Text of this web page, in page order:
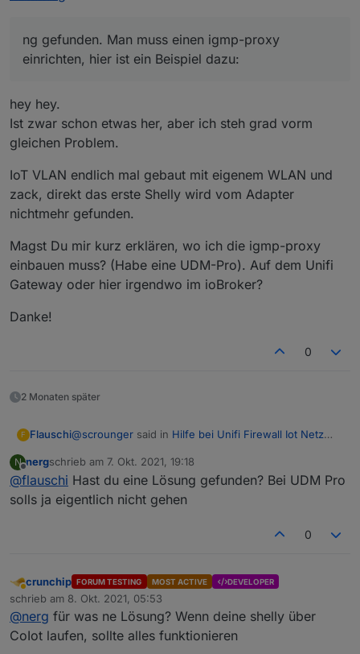
idee?
gefunden
Edit2: Lösung gefunden. Man muss einen igmp-
proxy einrichten, hier ist ein Beispiel dazu:
ng gefunden. Man muss einen igmp-proxy
einrichten, hier ist ein Beispiel dazu:
hey hey.
Ist zwar schon etwas her, aber ich steh grad vorm
gleichen Problem.
IoT VLAN endlich mal gebaut mit eigenem WLAN und
zack, direkt das erste Shelly wird vom Adapter
nichtmehr gefunden.
Magst Du mir kurz erklären, wo ich die igmp-proxy
einbauen muss? (Habe eine UDM-Pro). Auf dem Unifi
Gateway oder hier irgendwo im ioBroker?
Danke!
0
2 Monaten später
F Flauschi@scrounger said in Hilfe bei Unifi Firewall Iot Netz
ng gefunden. Man muss einen igmp-proxy
einrichten, hier ist ein Beispiel dazu:
hey hey.
IoT VLAN endlich mal gebaut mit eigenem WLAN und
einbauen muss? (Habe eine UDM-Pro). Auf dem Unifi
Gateway oder hier irgendwo im ioBroker?
Danke!
N
Offline
nergschrieb am 7. Okt. 2021, 19:18
zuletzt editiert von
@flauschi Hast du eine Lösung gefunden? Bei UDM Pro
solls ja eigentlich nicht gehen
0
Abwesend
crunchip FORUM TESTING MOST ACTIVE DEVELOPER
schrieb am 8. Okt. 2021, 05:53
zuletzt editiert von
@nerg für was ne Lösung? Wenn deine shelly über
CoIot laufen, sollte alles funktionieren